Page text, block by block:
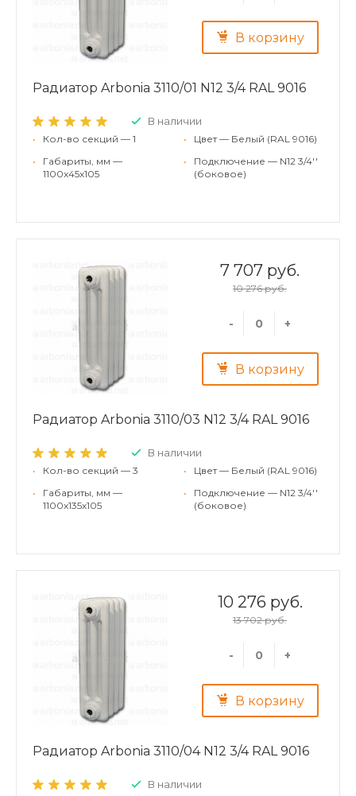
В корзину
Радиатор Arbonia 3110/01 N12 3/4 RAL 9016
В наличии
•
Кол-во секций — 1
•
Габариты, мм —
1100x45x105
•
Цвет — Белый (RAL 9016)
•
Подключение — N12 3/4''
(боковое)
7 707 руб.
10 276 руб.
- +
В корзину
Радиатор Arbonia 3110/03 N12 3/4 RAL 9016
В наличии
•
Кол-во секций — 3
•
Габариты, мм —
1100x135x105
•
Цвет — Белый (RAL 9016)
•
Подключение — N12 3/4''
(боковое)
10 276 руб.
13 702 руб.
- +
В корзину
Радиатор Arbonia 3110/04 N12 3/4 RAL 9016
В наличии